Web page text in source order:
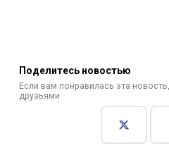
Поделитесь новостью
Если вам понравилась эта
друзьями